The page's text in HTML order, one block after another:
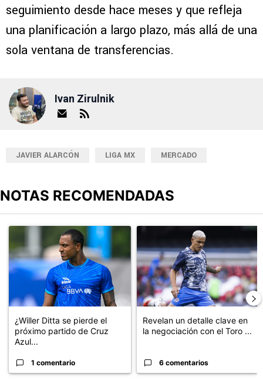
seguimiento desde hace meses y que refleja
una planificación a largo plazo, más allá de una
sola ventana de transferencias.
Ivan Zirulnik
JAVIER ALARCÓN LIGA MX MERCADO
NOTAS RECOMENDADAS
Un artículo de tendencia con el título "¿Willer Ditta se pierde el
¿Willer Ditta se pierde el
próximo partido de Cruz
Azul...
1 comentario
Un artículo de tendencia con
Revelan un detalle clave en
la negociación con el Toro ...
6 comentarios